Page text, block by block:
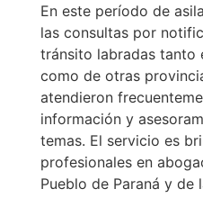
En este período de
las consultas por
tránsito labradas tanto
como de otras
atendieron
información y
temas. El servicio es
profesionales en
Pueblo de Paraná y de